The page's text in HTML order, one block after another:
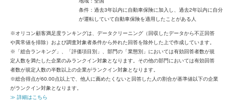
条件：過去3年以内に自動車保険に加入し、過去2年以内に自分
が運転していて自動車保険を適用したことがある人
※オリコン顧客満足度ランキングは、データクリーニング（回収したデータから不正回答
や異常値を排除）および調査対象者条件から外れた回答を除外した上で作成しています。
※「総合ランキング」、「評価項目別」、部門の「業態別」においては有効回答者数が規
定人数を満たした企業のみランクイン対象となります。その他の部門においては有効回答
者数が規定人数の半数以上の企業がランクイン対象となります。
※総合得点が60.00点以上で、他人に薦めたくないと回答した人の割合が基準値以下の企業
がランクイン対象となります。
≫ 詳細はこちら